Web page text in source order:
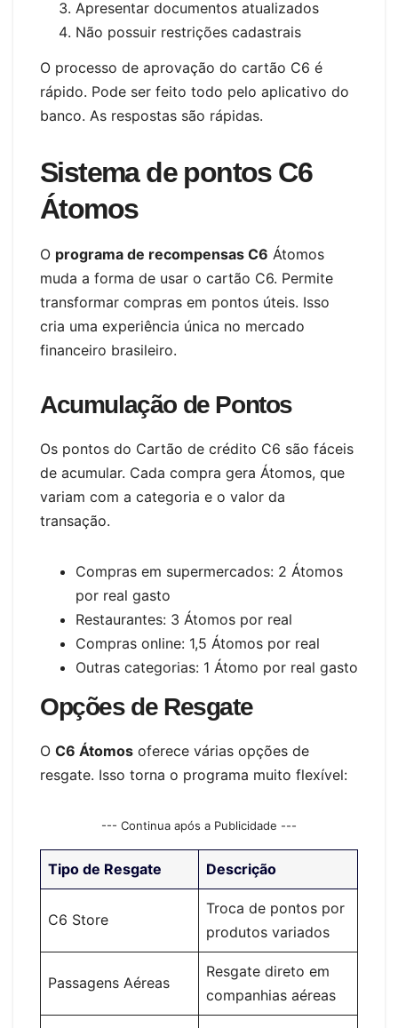
Apresentar documentos atualizados
Não possuir restrições cadastrais
O processo de aprovação do cartão C6 é
rápido. Pode ser feito todo pelo aplicativo do
banco. As respostas são rápidas.
Sistema de pontos C6
Átomos
O programa de recompensas C6 Átomos
muda a forma de usar o cartão C6. Permite
transformar compras em pontos úteis. Isso
cria uma experiência única no mercado
financeiro brasileiro.
Acumulação de Pontos
Os pontos do Cartão de crédito C6 são fáceis
de acumular. Cada compra gera Átomos, que
variam com a categoria e o valor da
transação.
Compras em supermercados: 2 Átomos
por real gasto
Restaurantes: 3 Átomos por real
Compras online: 1,5 Átomos por real
Outras categorias: 1 Átomo por real gasto
Opções de Resgate
O C6 Átomos oferece várias opções de
resgate. Isso torna o programa muito flexível:
--- Continua após a Publicidade ---
Tipo de Resgate Descrição
C6 Store
Troca de pontos por
produtos variados
Passagens Aéreas
Resgate direto em
companhias aéreas